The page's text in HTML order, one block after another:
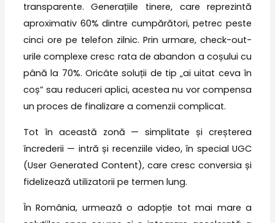
transparente. Generațiile tinere, care reprezintă
aproximativ 60% dintre cumpărători, petrec peste
cinci ore pe telefon zilnic. Prin urmare, check-out-
urile complexe cresc rata de abandon a coșului cu
până la 70%. Oricâte soluții de tip „ai uitat ceva în
coș” sau reduceri aplici, acestea nu vor compensa
un proces de finalizare a comenzii complicat.
Tot în această zonă — simplitate și creșterea
încrederii — intră și recenziile video, în special UGC
(User Generated Content), care cresc conversia și
fidelizează utilizatorii pe termen lung.
În România, urmează o adopție tot mai mare a